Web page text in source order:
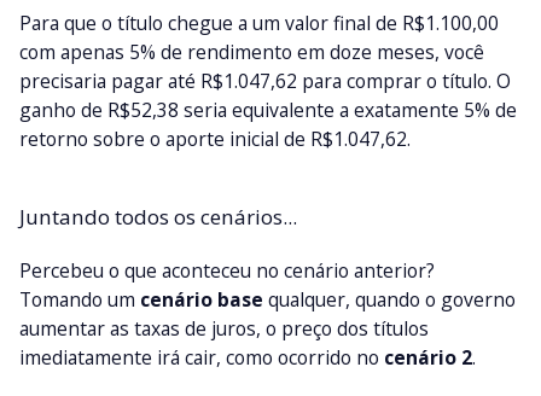
Para que o título chegue a um valor final de R$1.100,00
com apenas 5% de rendimento em doze meses, você
precisaria pagar até R$1.047,62 para comprar o título. O
ganho de R$52,38 seria equivalente a exatamente 5% de
retorno sobre o aporte inicial de R$1.047,62.
Juntando todos os cenários...
Percebeu o que aconteceu no cenário anterior?
Tomando um cenário base qualquer, quando o governo
aumentar as taxas de juros, o preço dos títulos
imediatamente irá cair, como ocorrido no cenário 2.